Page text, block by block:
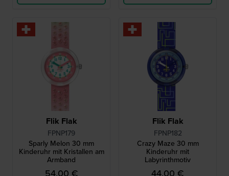
Flik Flak
FPNP179
Sparly Melon 30 mm
Kinderuhr mit Kristallen am
Armband
Flik Flak
FPNP182
Crazy Maze 30 mm
Kinderuhr mit
Labyrinthmotiv